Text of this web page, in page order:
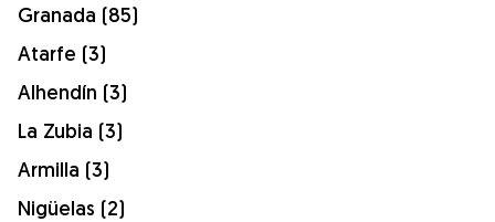
Granada (85)
Atarfe (3)
Alhendín (3)
La Zubia (3)
Armilla (3)
Nigüelas (2)